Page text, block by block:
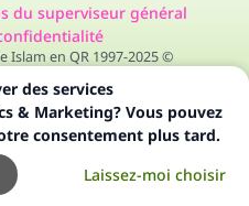
du superviseur général
Islam en QR 1997-2025 ©
des services
& Marketing? Vous pouvez
consentement plus tard.
Laissez-moi choisir